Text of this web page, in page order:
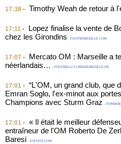
17:38 - Timothy Weah de retour à
17:11 -
Lopez finalise la vente de
chez les Girondins - FOOTMARSEILLE.COM
17:07 -
Mercato OM : Marseille a
néerlandais… - FOOTBALLCLUBDEMARSEILLE.FR
17:01 - “L'OM, un grand club, que
Emran Soglo, l'ex-minot aux
Champions avec Sturm Graz -
17:01 - « Il était le meilleur
entraîneur de l'OM Roberto De
Baresi - SOFOOT.COM